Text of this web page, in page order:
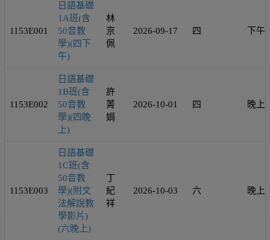
1153E001
日語基礎
1A班(含
50音教
學)(四下
午)
林
京
佩
2026-09-17 四 下午
1153E002
日語基礎
1B班(含
50音教
學)(四晚
上)
許
菁
娟
2026-10-01 四 晚上
1153E003
日語基礎
1C班(含
50音教
學)(附文
法解說教
學影片)
(六晚上)
丁
紀
祥
2026-10-03 六 晚上